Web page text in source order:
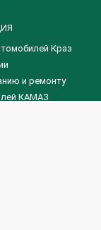
Краз
и ремонту
КАМАЗ